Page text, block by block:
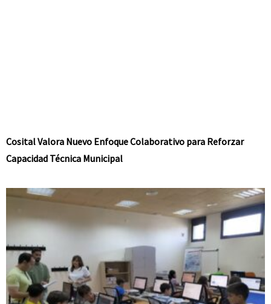
Cosital Valora Nuevo Enfoque Colaborativo para Reforzar
Capacidad Técnica Municipal